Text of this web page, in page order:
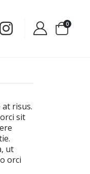
0
risus.
sit
ut
orci